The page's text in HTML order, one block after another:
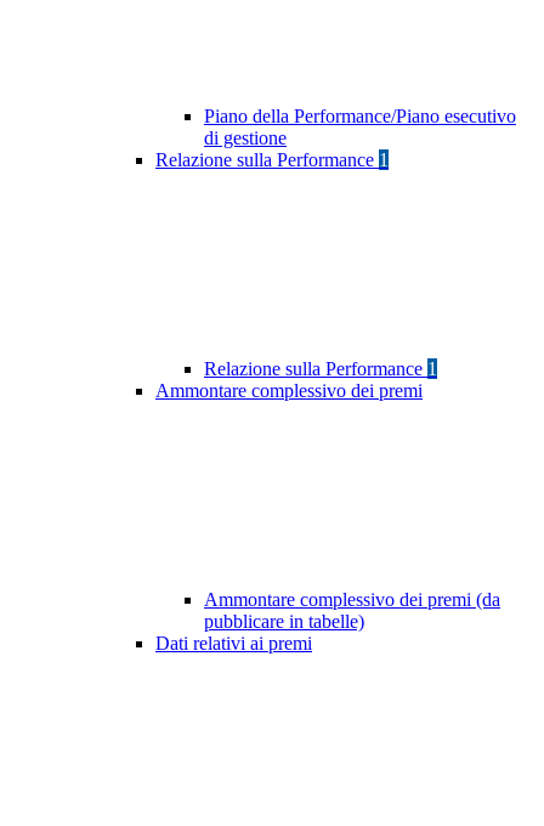
Piano della Performance/Piano esecutivo
di gestione
Relazione sulla Performance 1
Relazione sulla Performance 1
Ammontare complessivo dei premi
Ammontare complessivo dei premi (da
pubblicare in tabelle)
Dati relativi ai premi